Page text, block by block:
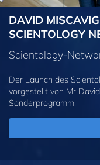
DAVID
SCIENTOLOGY
Scientology-
Der Launch des
vorgestellt von Mr
Sonderprogramm.